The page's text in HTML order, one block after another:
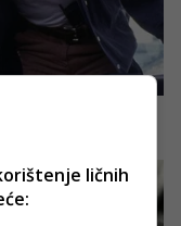
ličnih